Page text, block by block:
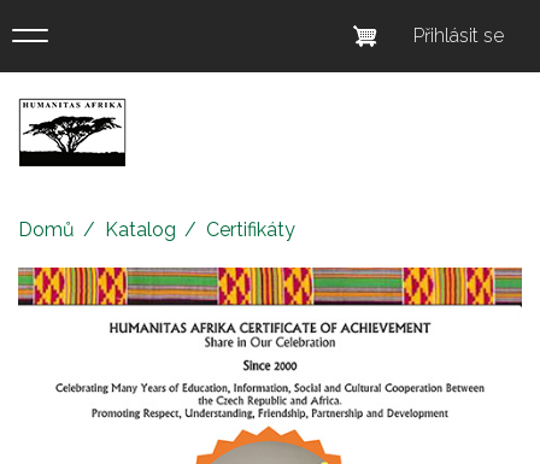
obsahu
Menu
Přihlásit se
Eshop
Humanitas
Afrika
Domů Katalog Certifikáty